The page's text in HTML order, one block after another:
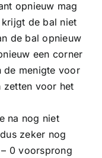
opnieuw mag
krijgt de bal niet
de bal opnieuw
een corner
de menigte voor
zetten voor het
na nog niet
zeker nog
0 voorsprong